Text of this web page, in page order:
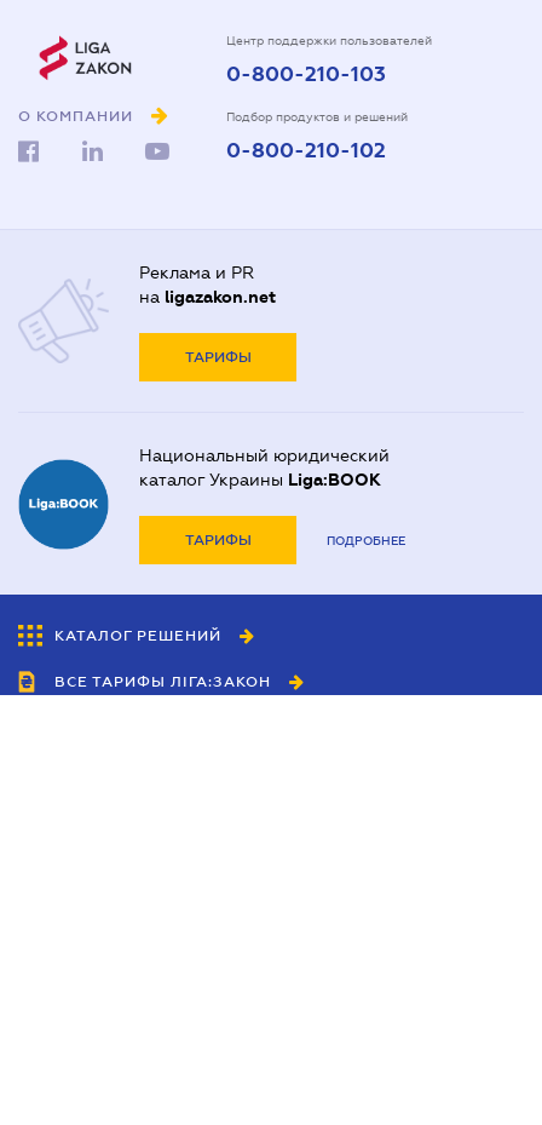
О КОМПАНИИ
Центр поддержки пользователей
0-800-210-103
Подбор продуктов и решений
0-800-210-102
Реклама и PR
на ligazakon.net
ТАРИФЫ
Национальный юридический
каталог Украины Liga:BOOK
ТАРИФЫ ПОДРОБНЕЕ
КАТАЛОГ РЕШЕНИЙ
ВСЕ ТАРИФЫ ЛІГА:ЗАКОН